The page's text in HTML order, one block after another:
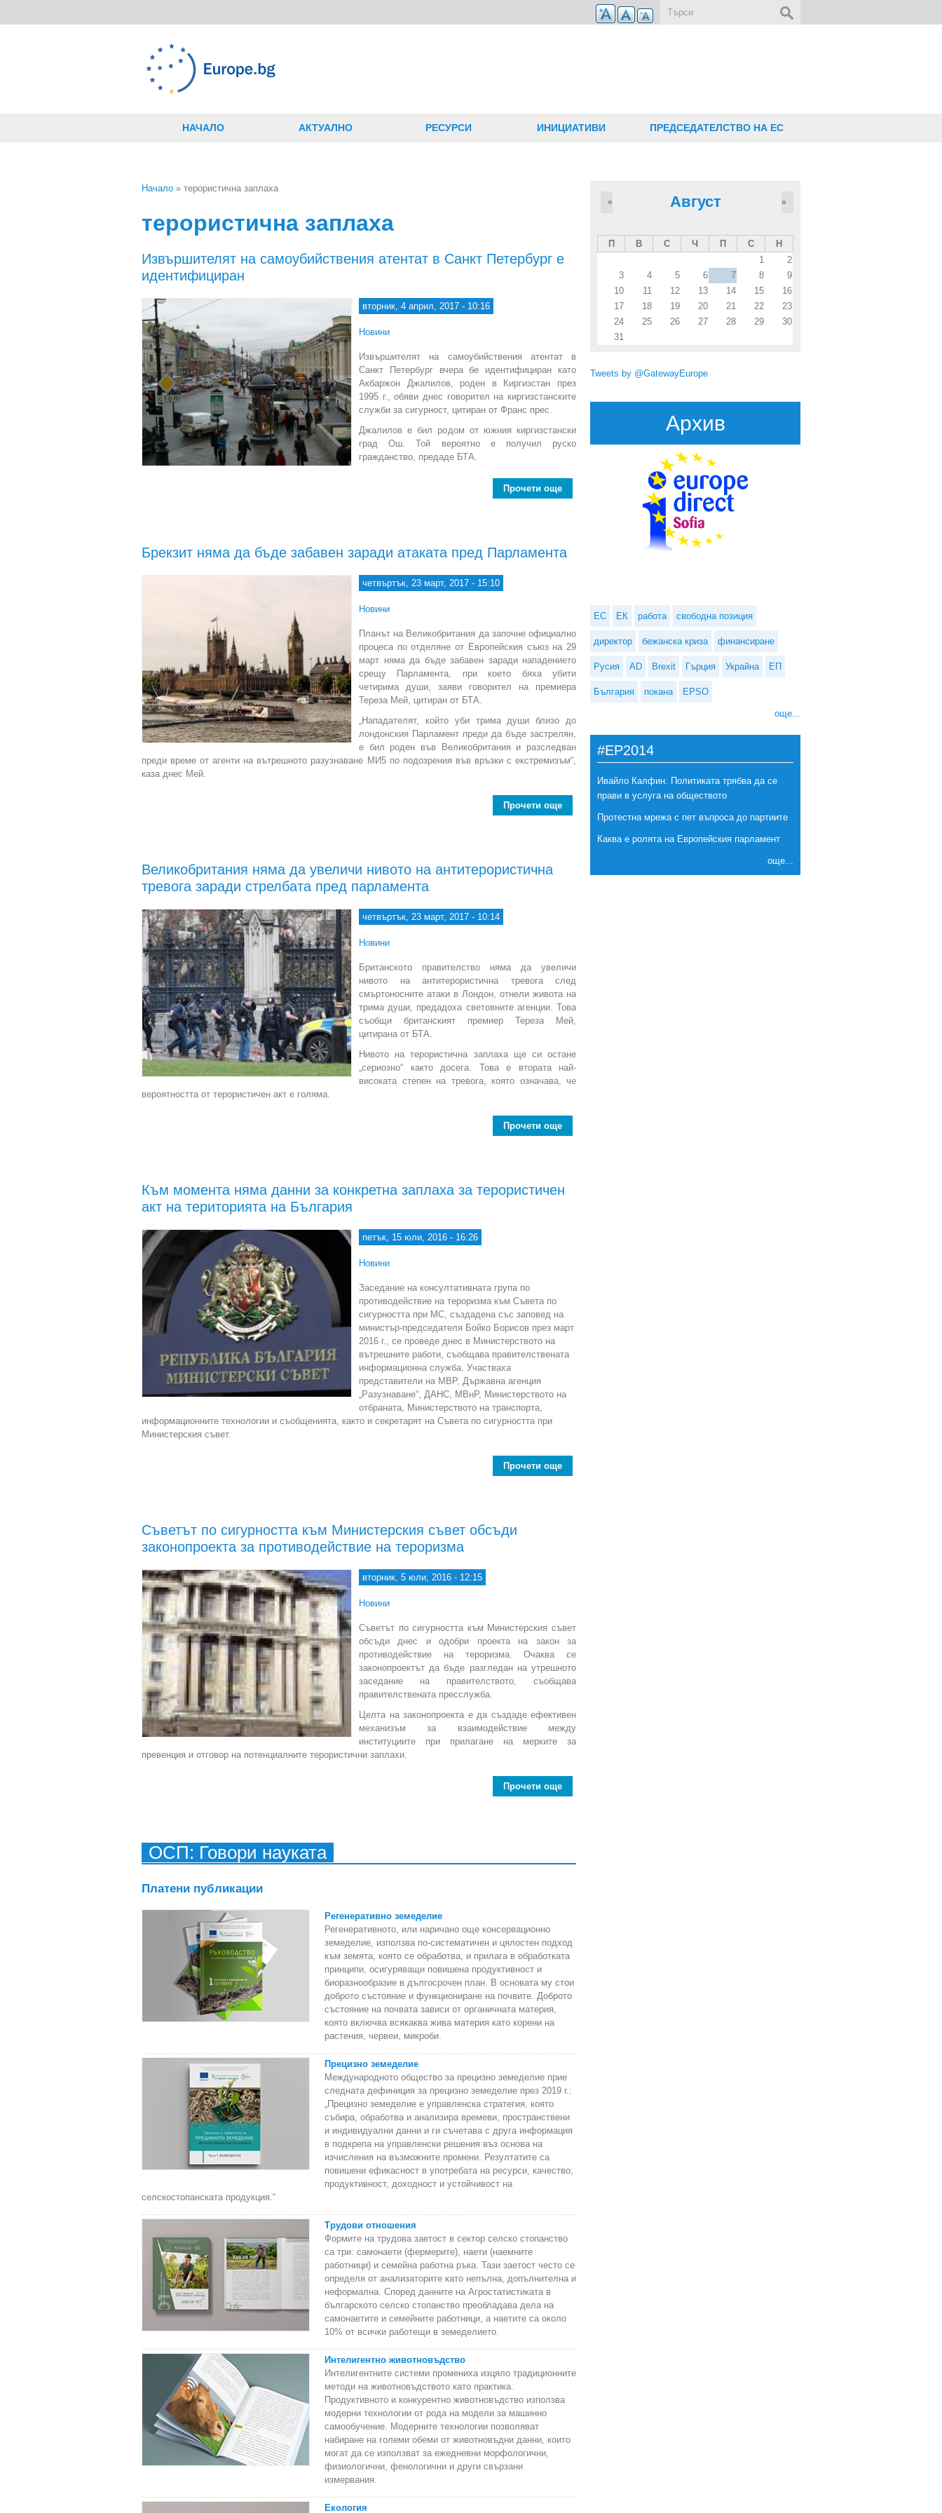
НАЧАЛО АКТУАЛНО РЕСУРСИ ИНИЦИАТИВИ ПРЕДСЕДАТЕЛСТВО НА ЕС
Начало » терористична заплаха
терористична заплаха
Извършителят на самоубийствения атентат в Санкт Петербург е
идентифициран
вторник, 4 април, 2017 - 10:16
Новини
Извършителят на самоубийствения атентат в
Санкт Петербург вчера бе идентифициран като
Акбаржон Джалилов, роден в Киргизстан през
1995 г., обяви днес говорител на киргизстанските
служби за сигурност, цитиран от Франс прес.
Джалилов е бил родом от южния киргизстански
град Ош. Той вероятно е получил руско
гражданство, предаде БТА.
Прочети още
about Извършителят на самоубийствения атентат в Санкт Петербург е
Брекзит няма да бъде забавен заради атаката пред Парламента
четвъртък, 23 март, 2017 - 15:10
Новини
Планът на Великобритания да започне официално
процеса по отделяне от Европейския съюз на 29
март няма да бъде забавен заради нападението
срещу Парламента, при което бяха убити
четирима души, заяви говорител на премиера
Тереза Мeй, цитиран от БТА.
„Нападателят, който уби трима души близо до
лондонския Парламент преди да бъде застрелян,
е бил роден във Великобритания и разследван
преди време от агенти на вътрешното разузнаване МИ5 по подозрения във връзки с екстремизъм“,
каза днес Мeй.
Прочети още
Великобритания няма да увеличи нивото на антитерористична
тревога заради стрелбата пред парламента
четвъртък, 23 март, 2017 - 10:14
Новини
Британското правителство няма да увеличи
нивото на антитерористична тревога след
смъртоносните атаки в Лондон, отнели живота на
трима души, предадоха световните агенции. Това
съобщи британският премиер Тереза Мей,
цитирана от БТА.
Нивото на терористична заплаха ще си остане
„сериозно“ както досега. Това е втората най-
високата степен на тревога, която означава, че
вероятността от терористичен акт е голяма.
Прочети още
Към момента няма данни за конкретна заплаха за терористичен
акт на територията на България
петък, 15 юли, 2016 - 16:26
Новини
Заседание на консултативната група по
противодействие на тероризма към Съвета по
сигурността при МС, създадена със заповед на
министър-председателя Бойко Борисов през март
2016 г., се проведе днес в Министерството на
вътрешните работи, съобщава правителствената
информационна служба. Участваха
представители на МВР, Държавна агенция
„Разузнаване“, ДАНС, МВнР, Министерството на
отбраната, Министерството на транспорта,
информационните технологии и съобщенията, както и секретарят на Съвета по сигурността при
Министерския съвет.
Прочети още
Съветът по сигурността към Министерския съвет обсъди
законопроекта за противодействие на тероризма
вторник, 5 юли, 2016 - 12:15
Новини
Съветът по сигурността към Министерския съвет
обсъди днес и одобри проекта на закон за
противодействие на тероризма. Очаква се
законопроектът да бъде разгледан на утрешното
заседание на правителството, съобщава
правителствената пресслужба.
Целта на законопроекта е да създаде ефективен
механизъм за взаимодействие между
институциите при прилагане на мерките за
превенция и отговор на потенциалните терористични заплахи.
Прочети още
ОСП: Говори науката
Платени публикации
Регенеративно земеделие
Регенеративното, или наричано още консервационно
земеделие, използва по-систематичен и цялостен подход
към земята, която се обработва, и прилага в обработката
принципи, осигуряващи повишена продуктивност и
биоразнообразие в дългосрочен план. В основата му стои
доброто състояние и функциониране на почвите. Доброто
състояние на почвата зависи от органичната материя,
която включва всякаква жива материя като корени на
растения, червеи, микроби.
Прецизно земеделие
Международното общество за прецизно земеделие прие
следната дефиниция за прецизно земеделие през 2019 г.:
„Прецизно земеделие е управленска стратегия, която
събира, обработва и анализира времеви, пространствени
и индивидуални данни и ги съчетава с друга информация
в подкрепа на управленски решения въз основа на
изчисления на възможните промени. Резултатите са
повишени ефикасност в употребата на ресурси, качество,
продуктивност, доходност и устойчивост на
селскостопанската продукция.“
Трудови отношения
Формите на трудова заетост в сектор селско стопанство
са три: самонаети (фермерите), наети (наемните
работници) и семейна работна ръка. Тази заетост често се
определя от анализаторите като непълна, допълнителна и
неформална. Според данните на Агростатистиката в
българското селско стопанство преобладава дела на
самонаетите и семейните работници, а наетите са около
10% от всички работещи в земеделието.
Интелигентно животновъдство
Интелигентните системи промениха изцяло традиционните
методи на животновъдството като практика.
Продуктивното и конкурентно животновъдство използва
модерни технологии от рода на модели за машинно
самообучение. Модерните технологии позволяват
набиране на големи обеми от животновъдни данни, които
могат да се използват за ежедневни морфологични,
физиологични, фенологични и други свързани
измервания.
Екология
Август
« »
П В С Ч П С
Н
1
2
3
4 5 6 7 8
9
10
11 12 13 14 15
16
17
18 19 20 21 22
23
24
25 26 27 28 29
30
31
Tweets by @GatewayEurope
Архив
ЕС ЕК работа свободна позиция
директор бежанска криза финансиране
Русия AD Brexit Гърция Украйна ЕП
България покана EPSO
още...
#EP2014
Ивайло Калфин: Политиката трябва да се
прави в услуга на обществото
Протестна мрежа с пет въпроса до партиите
Каква е ролята на Европейския парламент
още...